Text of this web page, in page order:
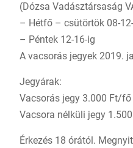
(Dózsa Vadásztársaság
– Hétfő – csütörtök 08-
– Péntek 12-16-ig
A vacsorás jegyek 2019.
Jegyárak:
Vacsorás jegy 3.000 Ft/fő
Vacsora nélküli jegy
Érkezés 18 órától.